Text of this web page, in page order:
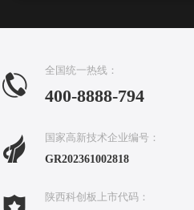
全国统一热线：
400-8888-794
国家高新技术企业编号：
GR202361002818
陕西科创板上市代码：